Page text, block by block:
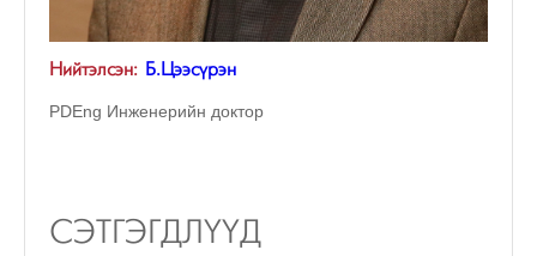
Нийтэлсэн: Б.Цээсүрэн
PDEng Инженерийн доктор
СЭТГЭГДЛҮҮД